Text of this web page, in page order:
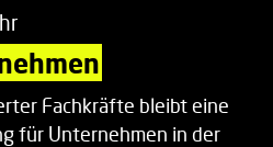
Fachkräfte bleibt eine
für Unternehmen in der